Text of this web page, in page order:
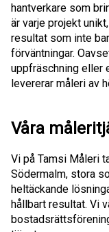
hantverkare som
är varje projekt
resultat som inte
förväntningar.
uppfräschning eller
levererar måleri av
Våra
Vi på Tamsi Måleri
Södermalm, stora
heltäckande
hållbart resultat. Vi